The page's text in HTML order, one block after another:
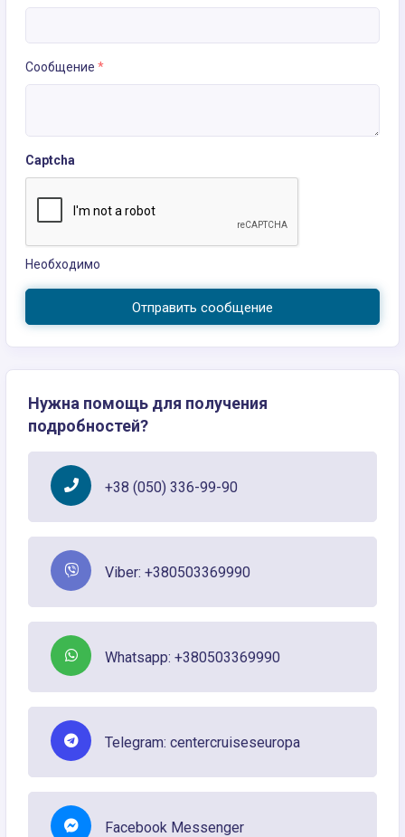
Сообщение *
Captcha
Необходимо
Отправить сообщение
Нужна помощь для получения
подробностей?
+38 (050) 336-99-90
Viber: +380503369990
Whatsapp: +380503369990
Telegram: centercruiseseuropa
Facebook Messenger